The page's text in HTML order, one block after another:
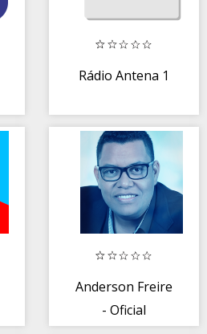
Rádio Antena 1
Anderson Freire
- Oficial